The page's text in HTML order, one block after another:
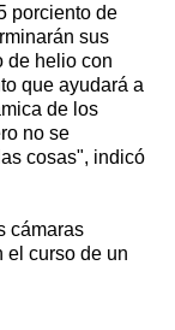
porciento de
sus
de helio con
que ayudará a
de los
no se
cosas", indicó
cámaras
el curso de un